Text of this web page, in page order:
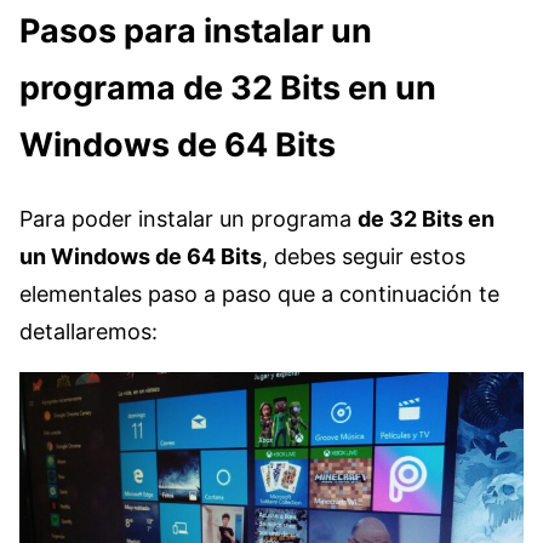
Pasos para instalar un
programa de 32 Bits en un
Windows de 64 Bits
Para poder instalar un programa de 32 Bits en
un Windows de 64 Bits, debes seguir estos
elementales paso a paso que a continuación te
detallaremos: